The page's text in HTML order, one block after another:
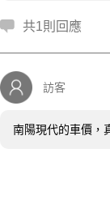
共1則回應
訪客
南陽現代的車價，